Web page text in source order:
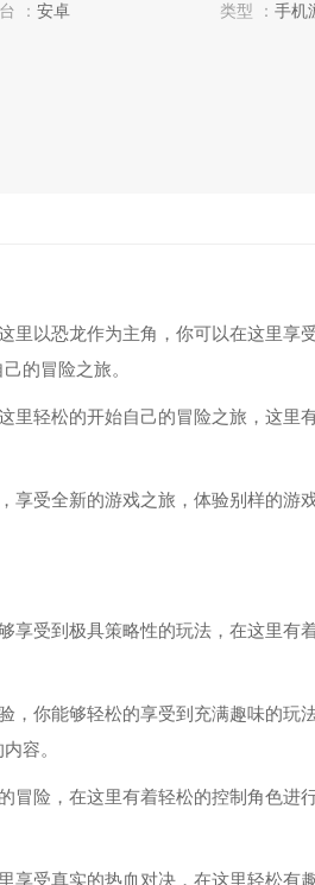
： 安卓 类型 ： 手机
以恐龙作为主角，你可以在这里享
的冒险之旅。
轻松的开始自己的冒险之旅，这里
受全新的游戏之旅，体验别样的游
受到极具策略性的玩法，在这里有
你能够轻松的享受到充满趣味的玩
容。
险，在这里有着轻松的控制角色进
受真实的热血对决，在这里轻松有